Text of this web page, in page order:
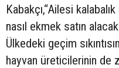
Kabakçı,“Ailesi
nasıl ekmek satın
Ülkedeki geçim
hayvan üreticilerinin de